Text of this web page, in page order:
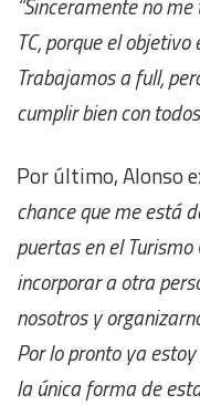
TC, porque el
Trabajamos a full,
cumplir bien con
Por último, Alonso
chance que me está
puertas en el
incorporar a otra
nosotros y
Por lo pronto ya
la única forma de